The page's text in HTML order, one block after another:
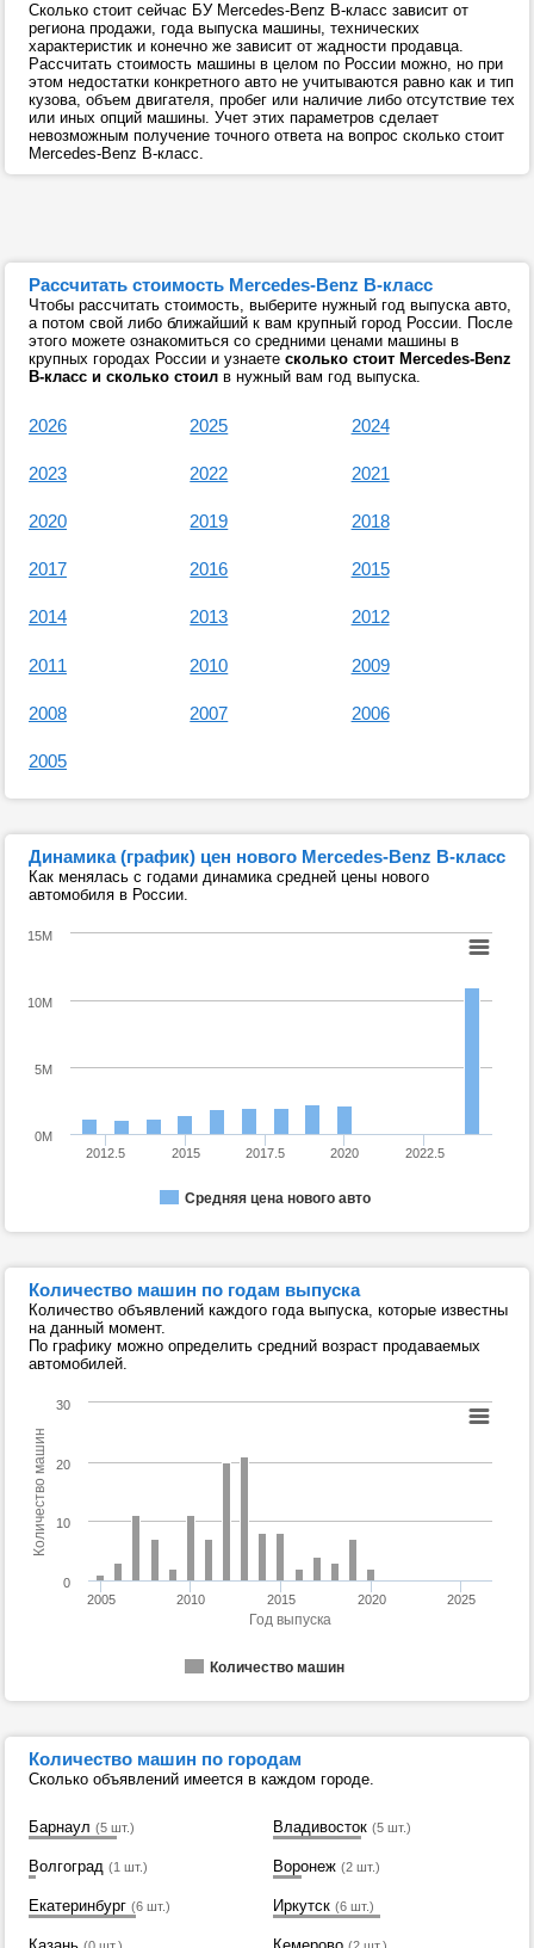
Сколько стоит сейчас БУ Mercedes-Benz B-класс зависит от
региона продажи, года выпуска машины, технических
характеристик и конечно же зависит от жадности продавца.
Рассчитать стоимость машины в целом по России можно, но при
этом недостатки конкретного авто не учитываются равно как и тип
кузова, объем двигателя, пробег или наличие либо отсутствие тех
или иных опций машины. Учет этих параметров сделает
невозможным получение точного ответа на вопрос сколько стоит
Mercedes-Benz B-класс.
Рассчитать стоимость Mercedes-Benz B-класс
Чтобы рассчитать стоимость, выберите нужный год выпуска авто,
а потом свой либо ближайший к вам крупный город России. После
этого можете ознакомиться со средними ценами машины в
крупных городах России и узнаете сколько стоит Mercedes-Benz
B-класс и сколько стоил в нужный вам год выпуска.
2026 2025 2024
2023 2022 2021
2020 2019 2018
2017 2016 2015
2014 2013 2012
2011 2010 2009
2008 2007 2006
2005
Динамика (график) цен нового Mercedes-Benz B-класс
Как менялась с годами динамика средней цены нового
автомобиля в России.
Средняя цена нового авто
2012.5 2015 2017.5 2020 2022.5
0M
5M
10M
15M
Количество машин по годам выпуска
Количество объявлений каждого года выпуска, которые известны
на данный момент.
По графику можно определить средний возраст продаваемых
автомобилей.
Год выпуска
Количество машин
Количество машин
2005 2010 2015 2020 2025
0
10
20
30
Количество машин по городам
Сколько объявлений имеется в каждом городе.
Барнаул (5 шт.) Владивосток (5 шт.)
Волгоград (1 шт.) Воронеж (2 шт.)
Екатеринбург (6 шт.) Иркутск (6 шт.)